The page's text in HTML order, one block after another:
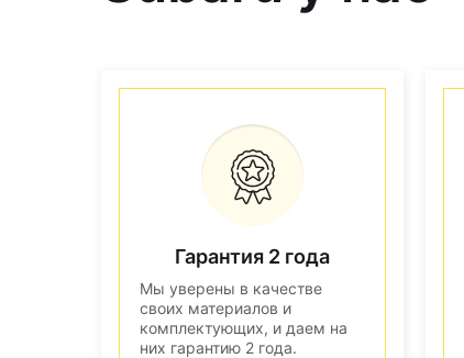
Гарантия 2 года
Мы уверены в качестве
своих материалов и
комплектующих, и даем на
них гарантию 2 года.